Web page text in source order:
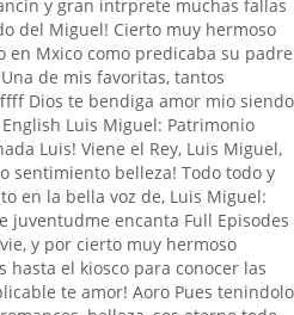
y gran intrprete muchas fallas
del Miguel! Cierto muy hermoso
en Mxico como predicaba su padre
de mis favoritas, tantos
Dios te bendiga amor mio siendo
Luis Miguel: Patrimonio
Luis! Viene el Rey, Luis Miguel,
sentimiento belleza! Todo todo y
en la bella voz de, Luis Miguel:
juventudme encanta Full Episodes
y por cierto muy hermoso
hasta el kiosco para conocer las
te amor! Aoro Pues tenindolo